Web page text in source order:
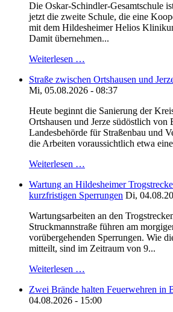
Die Oskar-Schindler-Gesamtschule
jetzt die zweite Schule, die eine
mit dem Hildesheimer Helios
Damit übernehmen...
Weiterlesen …
Straße zwischen Ortshausen und
Mi, 05.08.2026 - 08:37
Heute beginnt die Sanierung der
Ortshausen und Jerze südöstlich von
Landesbehörde für Straßenbau und
die Arbeiten voraussichtlich etwa
Weiterlesen …
Wartung an Hildesheimer
kurzfristigen Sperrungen Di,
Wartungsarbeiten an den
Struckmannstraße führen am
vorübergehenden Sperrungen. Wie
mitteilt, sind im Zeitraum von 9...
Weiterlesen …
Zwei Brände halten Feuerwehren in
04.08.2026 - 15:00